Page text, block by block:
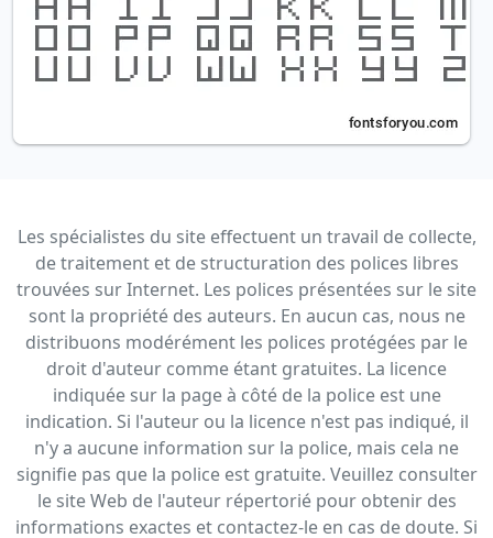
Les spécialistes du site effectuent un travail de collecte,
de traitement et de structuration des polices libres
trouvées sur Internet. Les polices présentées sur le site
sont la propriété des auteurs. En aucun cas, nous ne
distribuons modérément les polices protégées par le
droit d'auteur comme étant gratuites. La licence
indiquée sur la page à côté de la police est une
indication. Si l'auteur ou la licence n'est pas indiqué, il
n'y a aucune information sur la police, mais cela ne
signifie pas que la police est gratuite. Veuillez consulter
le site Web de l'auteur répertorié pour obtenir des
informations exactes et contactez-le en cas de doute. Si